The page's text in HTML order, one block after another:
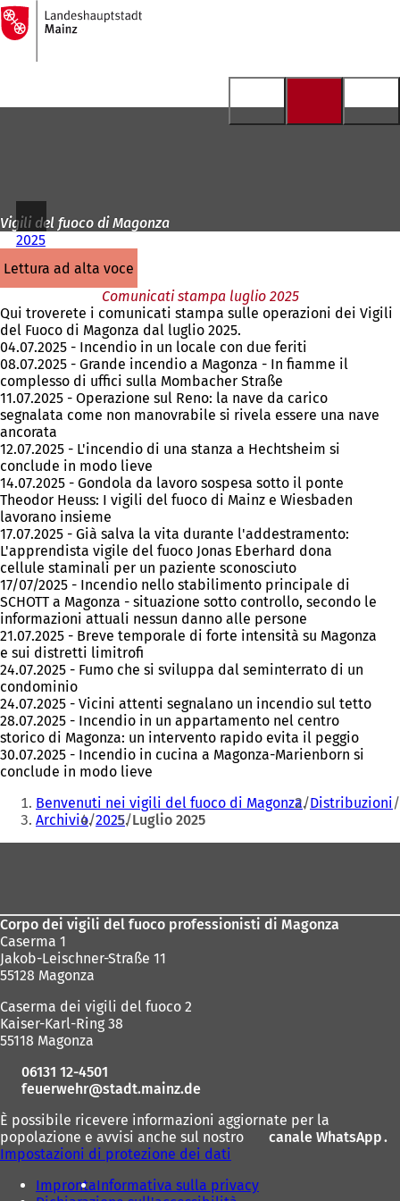
Vai al contenuto
Alla
pagina
iniziale
Vigili del fuoco di Magonza
2025
lettura ad alta voce
Comunicati stampa luglio 2025
Qui troverete i comunicati stampa sulle operazioni dei Vigili
del Fuoco di Magonza dal luglio 2025.
04.07.2025 - Incendio in un locale con due feriti
08.07.2025 - Grande incendio a Magonza - In fiamme il
complesso di uffici sulla Mombacher Straße
11.07.2025 - Operazione sul Reno: la nave da carico
segnalata come non manovrabile si rivela essere una nave
ancorata
12.07.2025 - L'incendio di una stanza a Hechtsheim si
conclude in modo lieve
14.07.2025 - Gondola da lavoro sospesa sotto il ponte
Theodor Heuss: I vigili del fuoco di Mainz e Wiesbaden
lavorano insieme
17.07.2025 - Già salva la vita durante l'addestramento:
L'apprendista vigile del fuoco Jonas Eberhard dona
cellule staminali per un paziente sconosciuto
17/07/2025 - Incendio nello stabilimento principale di
SCHOTT a Magonza - situazione sotto controllo, secondo le
informazioni attuali nessun danno alle persone
21.07.2025 - Breve temporale di forte intensità su Magonza
e sui distretti limitrofi
24.07.2025 - Fumo che si sviluppa dal seminterrato di un
condominio
24.07.2025 - Vicini attenti segnalano un incendio sul tetto
28.07.2025 - Incendio in un appartamento nel centro
storico di Magonza: un intervento rapido evita il peggio
30.07.2025 - Incendio in cucina a Magonza-Marienborn si
conclude in modo lieve
Siete
qui:
Benvenuti nei vigili del fuoco di Magonza Distribuzioni
Archivio 2025 Luglio 2025
Corpo dei vigili del fuoco professionisti di Magonza
Caserma 1
Jakob-Leischner-Straße 11
55128 Magonza
Caserma dei vigili del fuoco 2
Kaiser-Karl-Ring 38
55118 Magonza
06131 12-4501
feuerwehr
stadt.mainz de
È possibile ricevere informazioni aggiornate per la
popolazione e avvisi anche sul nostro
canale WhatsApp(.
Impostazioni di protezione dei dati
ImprontaInformativa sulla privacy